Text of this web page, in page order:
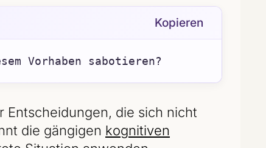
Kopieren
Vorhaben sabotieren?
Entscheidungen, die sich nicht
die gängigen kognitiven